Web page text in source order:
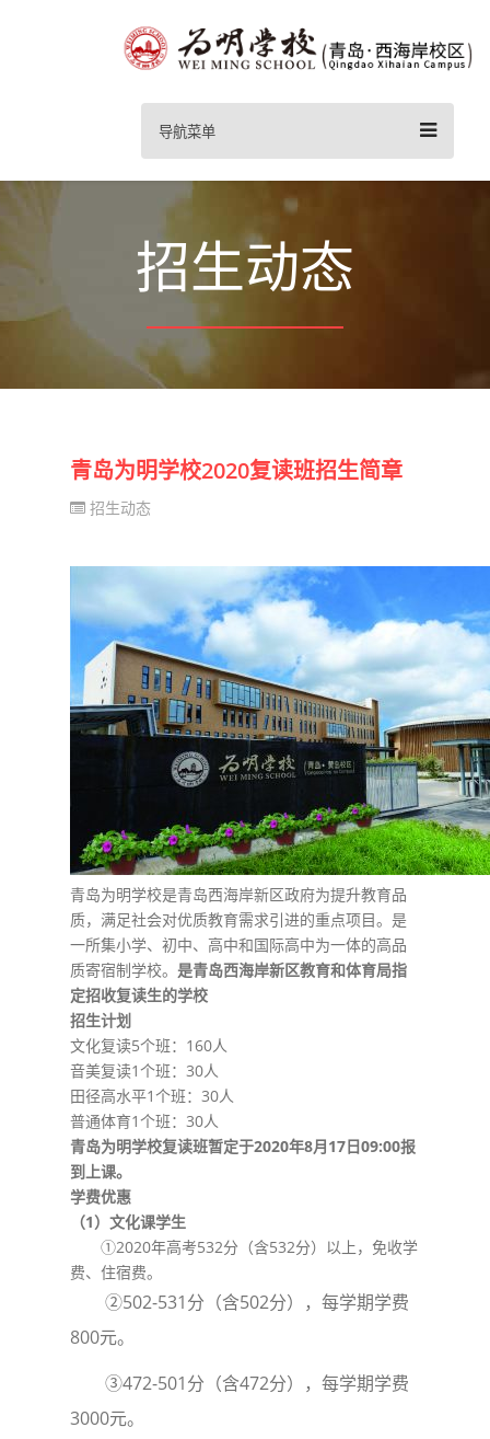
导航菜单
招生动态
青岛为明学校2020复读班招生简章
招生动态
青岛为明学校是青岛西海岸新区政府为提升教育品
质，满足社会对优质教育需求引进的重点项目。是
一所集小学、初中、高中和国际高中为一体的高品
质寄宿制学校。 是青岛西海岸新区教育和体育局指
定招收复读生的学校
招生计划
文化复读5个班：160人
音美复读1个班：30人
田径高水平1个班：30人
普通体育1个班：30人
青岛为明学校复读班暂定于2020年8月17日09:00报
到上课。
学费优惠
（1）文化课学生
①2020年高考532分（含532分）以上，免收学
费、住宿费。
②502-531分（含502分），每学期学费
800元。
③472-501分（含472分），每学期学费
3000元。